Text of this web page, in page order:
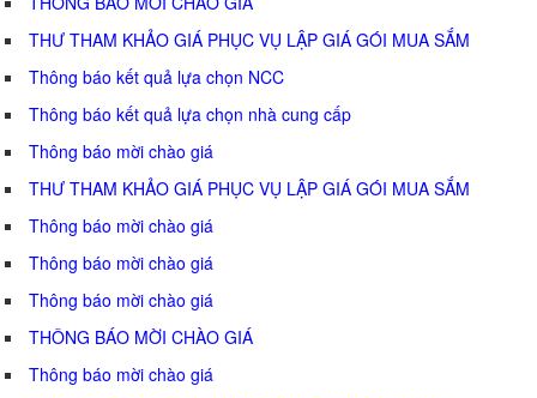
THƯ THAM KHẢO GIÁ PHỤC VỤ LẬP GIÁ GÓI MUA SẮM
Thông báo kết quả lựa chọn NCC
Thông báo kết quả lựa chọn nhà cung cấp
Thông báo mời chào giá
THƯ THAM KHẢO GIÁ PHỤC VỤ LẬP GIÁ GÓI MUA SẮM
Thông báo mời chào giá
Thông báo mời chào giá
Thông báo mời chào giá
THÔNG BÁO MỜI CHÀO GIÁ
Thông báo mời chào giá